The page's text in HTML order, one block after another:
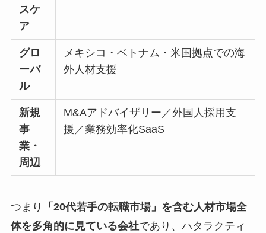
スケ
ア
グロ
ーバ
ル
メキシコ・ベトナム・米国拠点での海
外人材支援
新規
事
業・
周辺
M&Aアドバイザリー／外国人採用支
援／業務効率化SaaS
つまり
「20代若手の転職市場」を含む人材市場全
体を多角的に見ている会社であり、ハタラクティ